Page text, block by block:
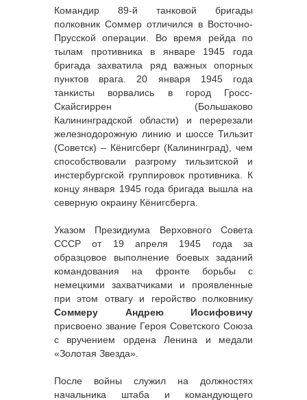
Командир 89-й танковой бригады
полковник Соммер отличился в Восточно-
Прусской операции. Во время рейда по
тылам противника в январе 1945 года
бригада захватила ряд важных опорных
пунктов врага. 20 января 1945 года
танкисты ворвались в город Гросс-
Скайсгиррен (Большаково
Калининградской области) и перерезали
железнодорожную линию и шоссе Тильзит
(Советск) – Кёнигсберг (Калининград), чем
способствовали разгрому тильзитской и
инстербургской группировок противника. К
концу января 1945 года бригада вышла на
северную окраину Кёнигсберга.
Указом Президиума Верховного Совета
СССР от 19 апреля 1945 года за
образцовое выполнение боевых заданий
командования на фронте борьбы с
немецкими захватчиками и проявленные
при этом отвагу и геройство полковнику
Соммеру Андрею Иосифовичу
присвоено звание Героя Советского Союза
с вручением ордена Ленина и медали
«Золотая Звезда».
После войны служил на должностях
начальника штаба и командующего